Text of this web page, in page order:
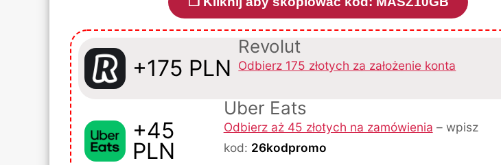
+175 PLN
Revolut
Odbierz 175 złotych za założenie konta
+45
PLN
Uber Eats
Odbierz aż 45 złotych na zamówienia – wpisz
kod: 26kodpromo